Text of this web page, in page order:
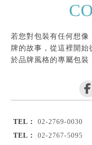
若您對包裝有任何想像
牌的故事，從這裡開
於品牌風格的專屬包裝
02-2769-0030
02-2767-5095